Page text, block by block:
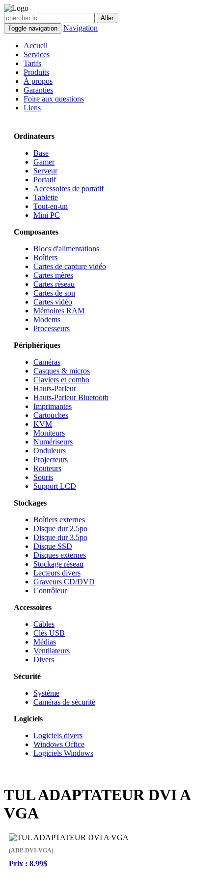
Toggle navigation Navigation
Accueil
Services
Tarifs
Produits
À propos
Garanties
Foire aux questions
Liens
Ordinateurs
Base
Gamer
Serveur
Portatif
Accessoires de portatif
Tablette
Tout-en-un
Mini PC
Composantes
Blocs d'alimentations
Boîtiers
Cartes de capture vidéo
Cartes mères
Cartes réseau
Cartes de son
Cartes vidéo
Mémoires RAM
Modems
Processeurs
Périphériques
Caméras
Casques & micros
Claviers et combo
Hauts-Parleur
Hauts-Parleur Bluetooth
Imprimantes
Cartouches
KVM
Moniteurs
Numériseurs
Onduleurs
Projecteurs
Routeurs
Souris
Support LCD
Stockages
Boîtiers externes
Disque dur 2.5po
Disque dur 3.5po
Disque SSD
Disques externes
Stockage réseau
Lecteurs divers
Graveurs CD/DVD
Contrôleur
Accessoires
Câbles
Clés USB
Médias
Ventilateurs
Divers
Sécurité
Système
Caméras de sécurité
Logiciels
Logiciels divers
Windows Office
Logiciels Windows
TUL ADAPTATEUR DVI A
VGA
(ADP-DVI-VGA)
Prix : 8.99$